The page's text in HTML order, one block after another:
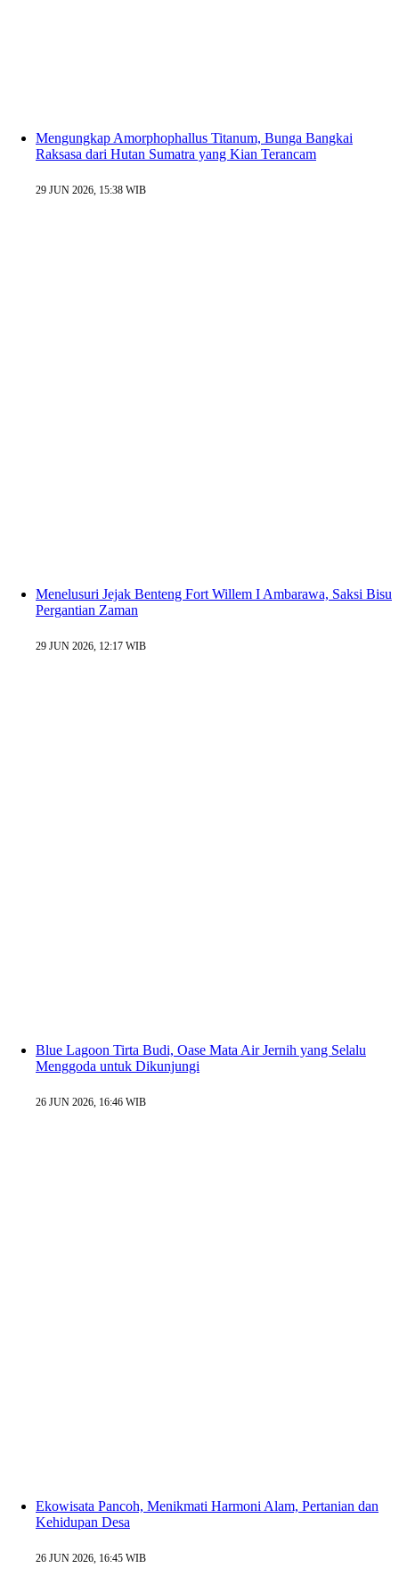
Mengungkap Amorphophallus Titanum, Bunga Bangkai
Raksasa dari Hutan Sumatra yang Kian Terancam
29 JUN 2026, 15:38 WIB
Menelusuri Jejak Benteng Fort Willem I Ambarawa, Saksi Bisu
Pergantian Zaman
29 JUN 2026, 12:17 WIB
Blue Lagoon Tirta Budi, Oase Mata Air Jernih yang Selalu
Menggoda untuk Dikunjungi
26 JUN 2026, 16:46 WIB
Ekowisata Pancoh, Menikmati Harmoni Alam, Pertanian dan
Kehidupan Desa
26 JUN 2026, 16:45 WIB